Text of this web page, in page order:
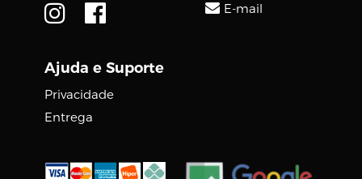
Ajuda e Suporte
Privacidade
Entrega
E-mail